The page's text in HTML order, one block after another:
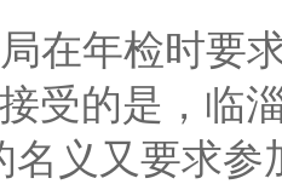
在年检时要
受的是，临
名义又要求